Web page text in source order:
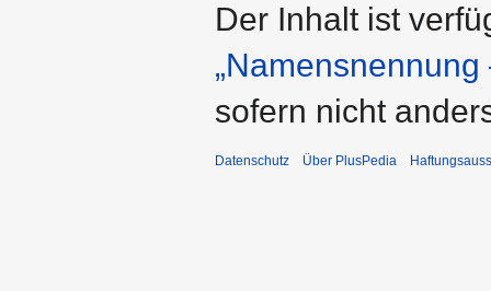
Der Inhalt ist
sofern nicht
Datenschutz Über PlusPedia